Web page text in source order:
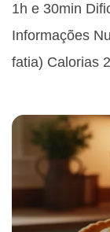
1h e 30min
Informações
fatia) Calorias